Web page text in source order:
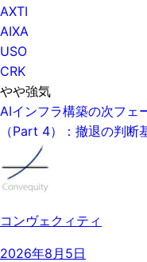
AXTI
AIXA
USO
CRK
やや強気
AIインフラ構築の次フェ
（Part 4）：撤退の判断
コンヴェクィティ
2026年8月5日